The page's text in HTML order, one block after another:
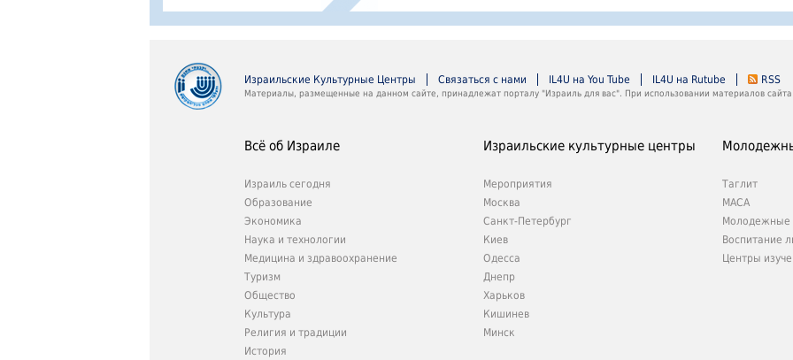
Израильские Культурные Центры Связаться с нами IL4U на You Tube IL4U на Rutube RSS
Материалы, размещенные на данном сайте, принадлежат порталу "Израиль для вас". При использовании материалов сайта
Всё об Израиле
Израиль сегодня
Образование
Экономика
Наука и технологии
Медицина и здравоохранение
Туризм
Общество
Культура
Религия и традиции
История
Израильские культурные центры
Мероприятия
Москва
Санкт-Петербург
Киев
Одесса
Днепр
Харьков
Кишинев
Минск
Таглит
МАСА
Молодежные
Воспитание
Центры